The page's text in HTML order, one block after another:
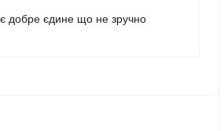
добре єдине що не зручно